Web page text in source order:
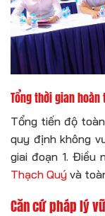
Tổng thời gian
Tổng tiến độ
quy định không
giai đoạn 1. Điều
Thạch Quý và
Căn cứ pháp lý